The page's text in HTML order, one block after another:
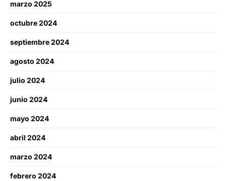
marzo 2025
octubre 2024
septiembre 2024
agosto 2024
julio 2024
junio 2024
mayo 2024
abril 2024
marzo 2024
febrero 2024